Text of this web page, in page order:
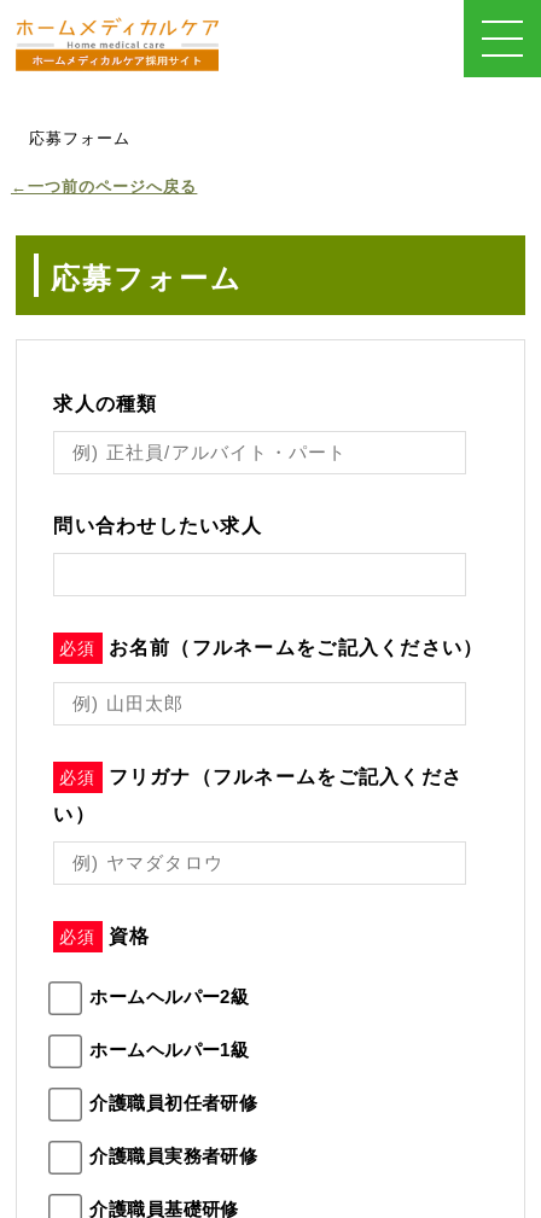
応募フォーム
←一つ前のページへ戻る
応募フォーム
求人の種類
問い合わせしたい求人
必須 お名前（フルネームをご記入ください）
必須
フリガナ（フルネームをご記入くださ
い）
必須 資格
ホームヘルパー2級
ホームヘルパー1級
介護職員初任者研修
介護職員実務者研修
介護職員基礎研修